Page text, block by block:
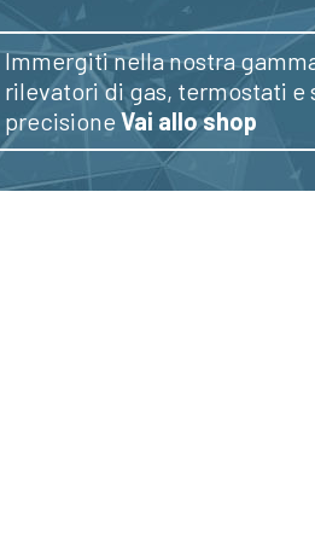
Immergiti nella nostra
rilevatori di gas, termostati e
precisione Vai allo shop
BEINAT